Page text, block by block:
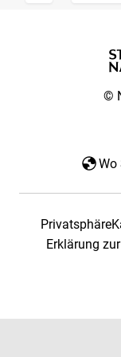
©
Wo
Privatsphäre
Erklärung